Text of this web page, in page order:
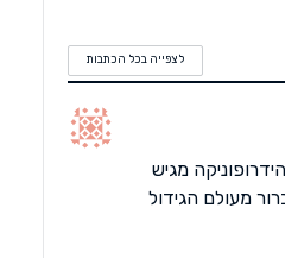
לצפייה בכל הכתבות
מגיש
מעולם הגידול